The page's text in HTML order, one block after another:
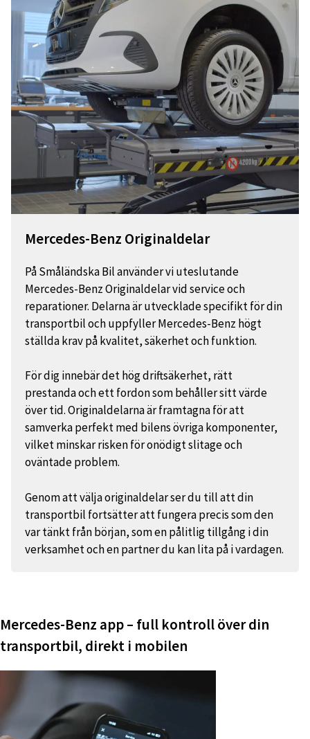
Mercedes-Benz Originaldelar
På Småländska Bil använder vi uteslutande
Mercedes-Benz Originaldelar vid service och
reparationer. Delarna är utvecklade specifikt för din
transportbil och uppfyller Mercedes-Benz högt
ställda krav på kvalitet, säkerhet och funktion.
För dig innebär det hög driftsäkerhet, rätt
prestanda och ett fordon som behåller sitt värde
över tid. Originaldelarna är framtagna för att
samverka perfekt med bilens övriga komponenter,
vilket minskar risken för onödigt slitage och
oväntade problem.
Genom att välja originaldelar ser du till att din
transportbil fortsätter att fungera precis som den
var tänkt från början, som en pålitlig tillgång i din
verksamhet och en partner du kan lita på i vardagen.
Mercedes-Benz app – full kontroll över din
transportbil, direkt i mobilen